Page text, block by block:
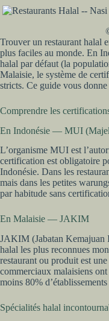
ok A do
Trouver un restaurant halal
plus faciles au monde. En
halal par défaut (la
Malaisie, le système de
stricts. Ce guide vous
Comprendre les
En Indonésie — MUI
L’organisme MUI est
certification est obligatoire
Indonésie. Dans les
mais dans les petites
par habitude sans
En Malaisie — JAKIM
JAKIM (Jabatan Kemajuan
halal les plus reconnues
restaurant ou produit est
commerciaux malaisiens
moins 80%
Spécialités halal